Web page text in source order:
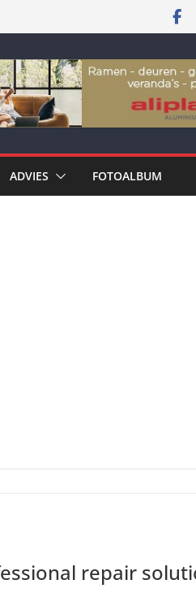
ADVIES FOTOALBUM
repair